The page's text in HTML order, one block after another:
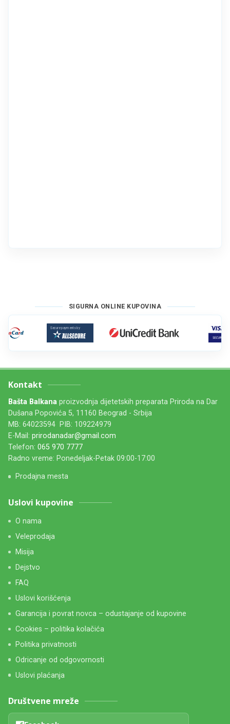
SIGURNA ONLINE KUPOVINA
Kontakt
Bašta Balkana proizvodnja dijetetskih preparata Priroda na Dar
Dušana Popovića 5, 11160 Beograd - Srbija
MB: 64023594 PIB: 109224979
E-Mail: prirodanadar@gmail.com
Telefon: 065 970 7777
Radno vreme: Ponedeljak-Petak 09:00-17:00
Prodajna mesta
Uslovi kupovine
O nama
Veleprodaja
Misija
Dejstvo
FAQ
Uslovi korišćenja
Garancija i povrat novca – odustajanje od kupovine
Cookies – politika kolačića
Politika privatnosti
Odricanje od odgovornosti
Uslovi plaćanja
Društvene mreže